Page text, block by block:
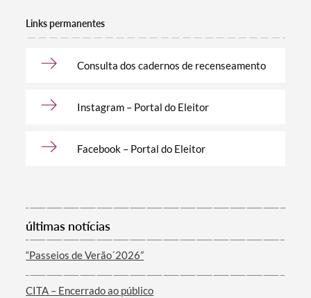
Termo de Pesquisa
Links permanentes
Consulta dos cadernos de recenseamento
Instagram – Portal do Eleitor
Facebook – Portal do Eleitor
últimas notícias
“Passeios de Verão´2026”
CITA – Encerrado ao público